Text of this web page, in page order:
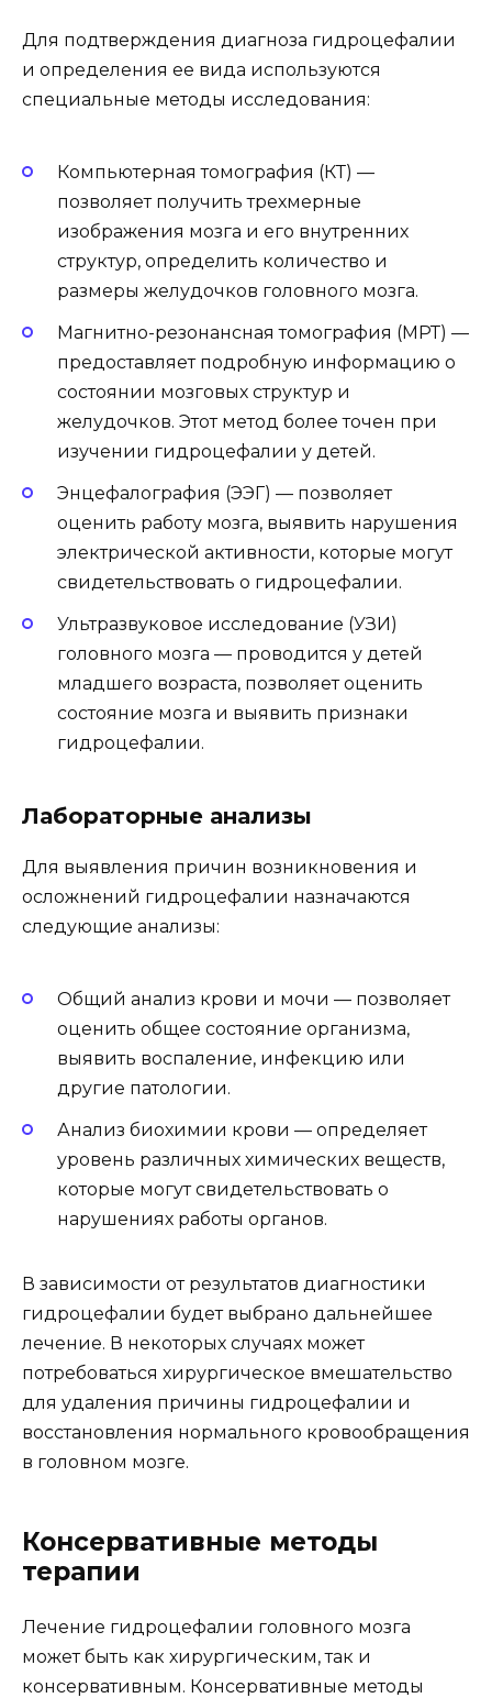
Для подтверждения диагноза гидроцефалии
и определения ее вида используются
специальные методы исследования:
Компьютерная томография (КТ) —
позволяет получить трехмерные
изображения мозга и его внутренних
структур, определить количество и
размеры желудочков головного мозга.
Магнитно-резонансная томография (МРТ) —
предоставляет подробную информацию о
состоянии мозговых структур и
желудочков. Этот метод более точен при
изучении гидроцефалии у детей.
Энцефалография (ЭЭГ) — позволяет
оценить работу мозга, выявить нарушения
электрической активности, которые могут
свидетельствовать о гидроцефалии.
Ультразвуковое исследование (УЗИ)
головного мозга — проводится у детей
младшего возраста, позволяет оценить
состояние мозга и выявить признаки
гидроцефалии.
Лабораторные анализы
Для выявления причин возникновения и
осложнений гидроцефалии назначаются
следующие анализы:
Общий анализ крови и мочи — позволяет
оценить общее состояние организма,
выявить воспаление, инфекцию или
другие патологии.
Анализ биохимии крови — определяет
уровень различных химических веществ,
которые могут свидетельствовать о
нарушениях работы органов.
В зависимости от результатов диагностики
гидроцефалии будет выбрано дальнейшее
лечение. В некоторых случаях может
потребоваться хирургическое вмешательство
для удаления причины гидроцефалии и
восстановления нормального кровообращения
в головном мозге.
Консервативные методы
терапии
Лечение гидроцефалии головного мозга
может быть как хирургическим, так и
консервативным. Консервативные методы